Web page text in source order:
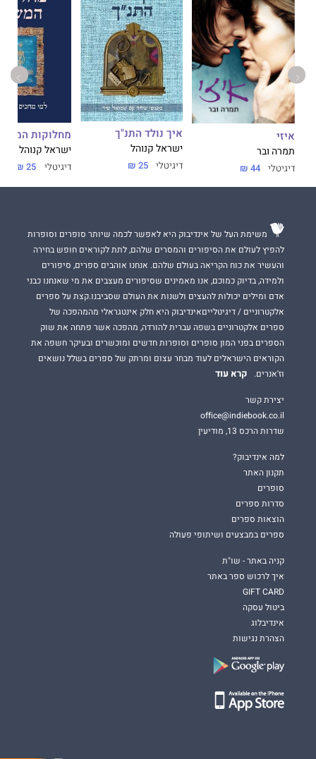
פרופסור ישראלקנוהל מופקד על הקתדרה למקרא ע"ש יחזקאל
קויפמן באוניברסיטה העברית, עמית מחקר בכיר במכון שלום הרטמן
ומרצה אורח באוניברסיטאות ברקלי, סטנפורד ושיקגו. זוכה פרס שקופ
לחקר המקרא. מחבר רב־המכרמאיןבאנו(דביר, 2008),
אמונות
המקרא(מאגנס, תשס"ז), בעקבותהמשיח(שוקן, תש"ס), שתורגם
לשבע שפות ומקדשהדממה(מאגנס, תשנ"ג).
מתוך הביקורות על באנו:
ד"ר
"קריא, קולח... קנוהל הוא מהפכן... הדרמה מסתתרת בכתיבה שלו...
[הוא] עובד כבלש. מלאכתו היא מלאכת תצרף עדינה."
חגי דגן , מוסףספרים, "הארץ"
איזי
תמרה ובר
דיגיטלי 44 ₪
איך נולד התנ"ך
ישראל קנוהל
דיגיטלי 25 ₪
מחלוקות
ישראל קנוהל
דיגיטלי 25 ₪
משימת העל של אינדיבוק היא לאפשר לכמה שיותר סופרים וסופרות
להפיץ לעולם את הסיפורים והמסרים שלהם, לתת לקוראים חופש בחירה
והעשיר את כוח הקריאה בעולם שלהם. אנחנו אוהבים ספרים, סיפורים
ולמידה, בדיוק כמוכם, אנו מאמינים שסיפורים מעצבים את מי שאנחנו כבני
אדם ומילים יכולות להעצים ולשנות את העולם שסביבנו.קצת על ספרים
אלקטרוניים / דיגיטלייםאינדיבוק היא חלק אינטגראלי מהמהפכה של
ספרים אלקטרוניים בשפה עברית להורדה, מהפכה אשר פתחה את שוק
הספרים בפני המון סופרים וסופרות חדשים ומוכשרים ובעיקר חשפה את
הקוראים הישראלים לעוד מבחר עצום ומרתק של ספרים בשלל נושאים
וז'אנרים.
קרא עוד
יצירת קשר
office@indiebook.co.il
שדרות הרכס 13, מודיעין
למה אינדיבוק?
תקנון האתר
סופרים
סדרות ספרים
הוצאות ספרים
ספרים במבצעים ושיתופי פעולה
קניה באתר - שו"ת
איך לרכוש ספר באתר
GIFT CARD
ביטול עסקה
אינדיבלוג
הצהרת נגישות